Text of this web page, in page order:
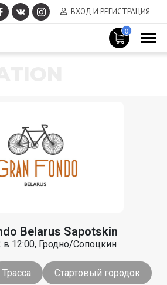
ВХОД И РЕГИСТРАЦИЯ
0
Belarus Sapotskin
в 12:00, Гродно/Сопоцкин
Трасса Стартовый городок